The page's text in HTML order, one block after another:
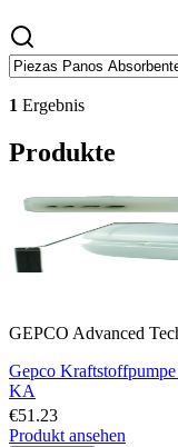
1 Ergebnis
Produkte
GEPCO Advanced
Gepco
KA
€51.23
Produkt ansehen